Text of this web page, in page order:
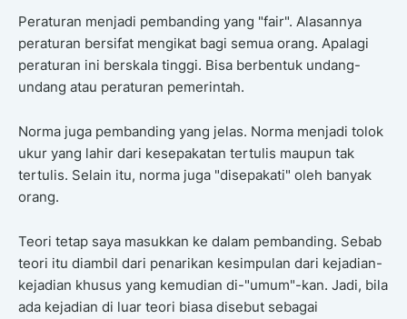
Peraturan menjadi pembanding yang "fair". Alasannya
peraturan bersifat mengikat bagi semua orang. Apalagi
peraturan ini berskala tinggi. Bisa berbentuk undang-
undang atau peraturan pemerintah.
Norma juga pembanding yang jelas. Norma menjadi tolok
ukur yang lahir dari kesepakatan tertulis maupun tak
tertulis. Selain itu, norma juga "disepakati" oleh banyak
orang.
Teori tetap saya masukkan ke dalam pembanding. Sebab
teori itu diambil dari penarikan kesimpulan dari kejadian-
kejadian khusus yang kemudian di-"umum"-kan. Jadi, bila
ada kejadian di luar teori biasa disebut sebagai